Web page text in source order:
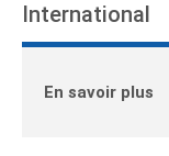
International
En savoir plus